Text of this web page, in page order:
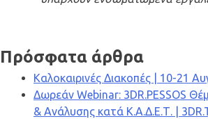
Πρόσφατα άρθρα
Καλοκαιρινές Διακοπές | 10-21
Δωρεάν Webinar: 3DR.PESSOS
& Ανάλυσης κατά Κ.Α.Δ.Ε.Τ. |